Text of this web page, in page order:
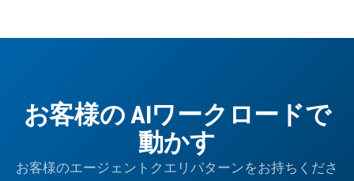
お客様の AIワークロードで
動かす
お客様のエージェントクエリパターンをお持ちくださ